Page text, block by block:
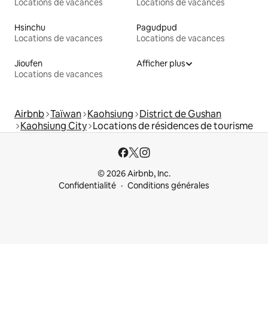
Locations de vacances Locations de vacances
Hsinchu
Locations de vacances
Pagudpud
Locations de vacances
Jioufen
Locations de vacances
Afficher plus
Airbnb Taïwan Kaohsiung District de Gushan
Kaohsiung City Locations de résidences de tourisme
© 2026 Airbnb, Inc.
Confidentialité
Conditions générales